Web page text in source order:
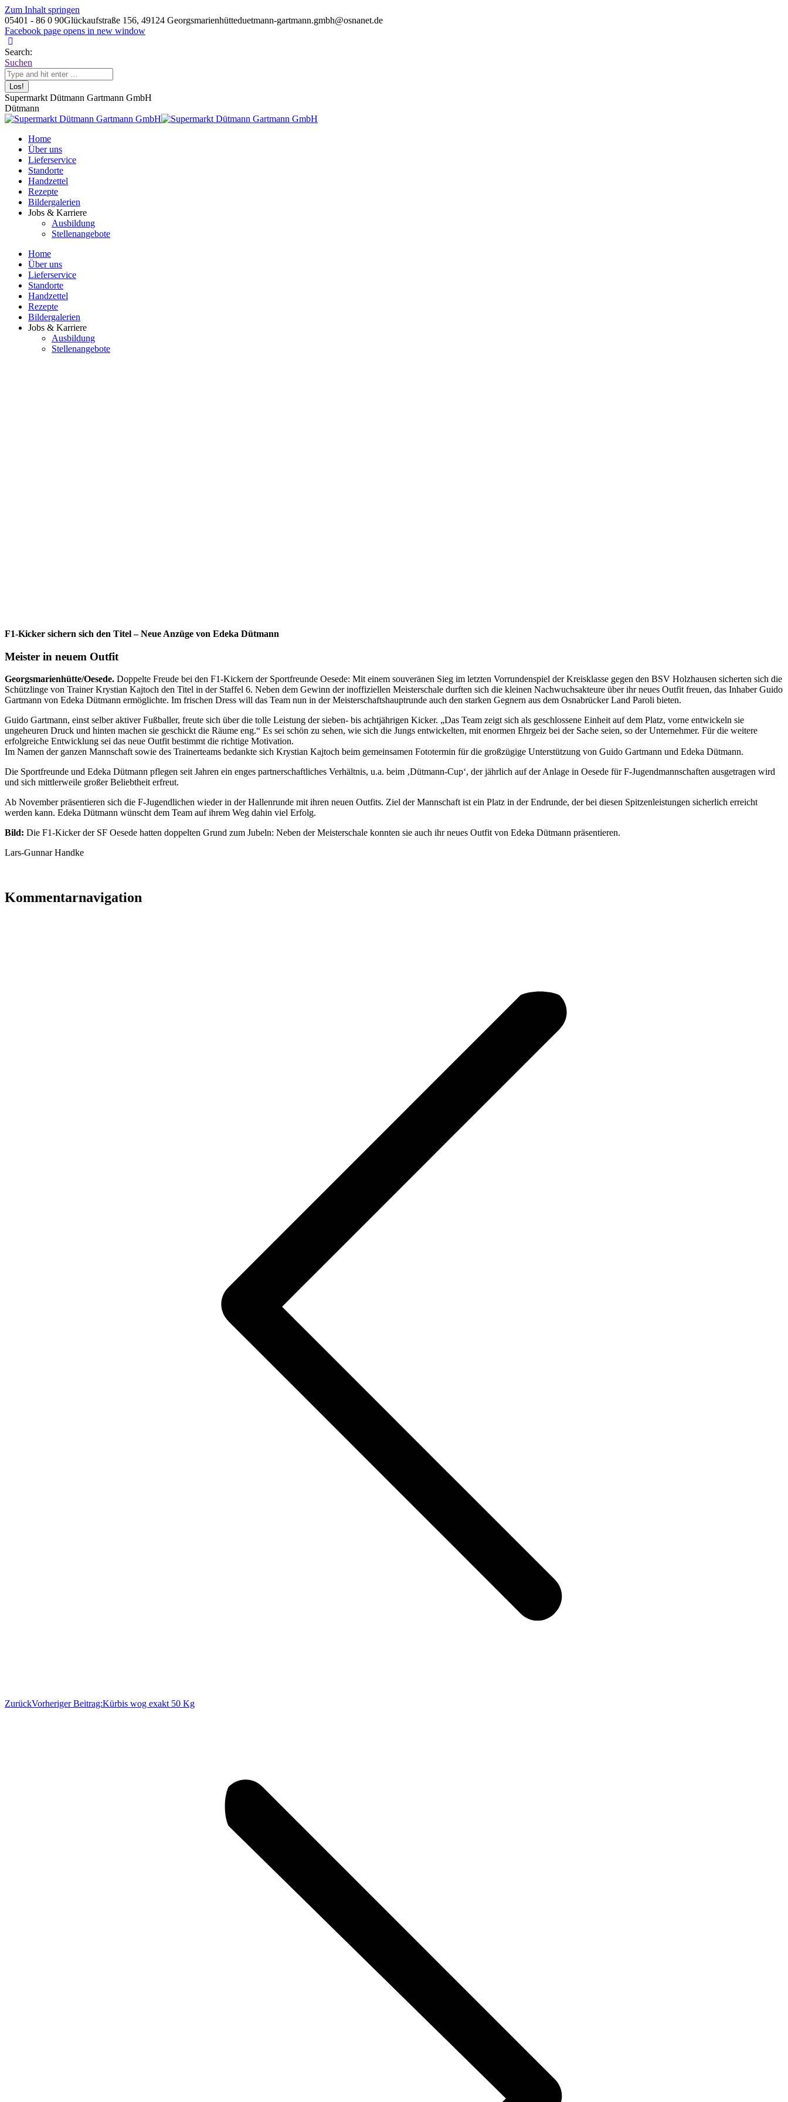
Zum Inhalt springen
05401 - 86 0 90Glückaufstraße 156, 49124 Georgsmarienhütteduetmann-gartmann.gmbh@osnanet.de
Facebook page opens in new window
Search:
Suchen
Supermarkt Dütmann Gartmann GmbH
Dütmann
Home
Über uns
Lieferservice
Standorte
Handzettel
Rezepte
Bildergalerien
Jobs & Karriere
Ausbildung
Stellenangebote
Home
Über uns
Lieferservice
Standorte
Handzettel
Rezepte
Bildergalerien
Jobs & Karriere
Ausbildung
Stellenangebote
F1-Kicker sichern sich den Titel – Neue Anzüge von Edeka Dütmann
Meister in neuem Outfit
Georgsmarienhütte/Oesede. Doppelte Freude bei den F1-Kickern der Sportfreunde Oesede: Mit einem souveränen Sieg im letzten Vorrundenspiel der Kreisklasse gegen den BSV Holzhausen sicherten sich die
Schützlinge von Trainer Krystian Kajtoch den Titel in der Staffel 6. Neben dem Gewinn der inoffiziellen Meisterschale durften sich die kleinen Nachwuchsakteure über ihr neues Outfit freuen, das Inhaber Guido
Gartmann von Edeka Dütmann ermöglichte. Im frischen Dress will das Team nun in der Meisterschaftshauptrunde auch den starken Gegnern aus dem Osnabrücker Land Paroli bieten.
Guido Gartmann, einst selber aktiver Fußballer, freute sich über die tolle Leistung der sieben- bis achtjährigen Kicker. „Das Team zeigt sich als geschlossene Einheit auf dem Platz, vorne entwickeln sie
ungeheuren Druck und hinten machen sie geschickt die Räume eng.“ Es sei schön zu sehen, wie sich die Jungs entwickelten, mit enormen Ehrgeiz bei der Sache seien, so der Unternehmer. Für die weitere
erfolgreiche Entwicklung sei das neue Outfit bestimmt die richtige Motivation.
Im Namen der ganzen Mannschaft sowie des Trainerteams bedankte sich Krystian Kajtoch beim gemeinsamen Fototermin für die großzügige Unterstützung von Guido Gartmann und Edeka Dütmann.
Die Sportfreunde und Edeka Dütmann pflegen seit Jahren ein enges partnerschaftliches Verhältnis, u.a. beim ‚Dütmann-Cup‘, der jährlich auf der Anlage in Oesede für F-Jugendmannschaften ausgetragen wird
und sich mittlerweile großer Beliebtheit erfreut.
Ab November präsentieren sich die F-Jugendlichen wieder in der Hallenrunde mit ihren neuen Outfits. Ziel der Mannschaft ist ein Platz in der Endrunde, der bei diesen Spitzenleistungen sicherlich erreicht
werden kann. Edeka Dütmann wünscht dem Team auf ihrem Weg dahin viel Erfolg.
Bild: Die F1-Kicker der SF Oesede hatten doppelten Grund zum Jubeln: Neben der Meisterschale konnten sie auch ihr neues Outfit von Edeka Dütmann präsentieren.
Lars-Gunnar Handke
Kommentarnavigation
ZurückVorheriger Beitrag:Kürbis wog exakt 50 Kg